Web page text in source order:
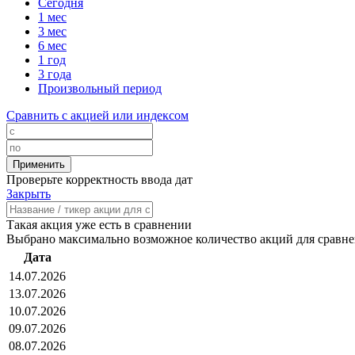
Сегодня
1 мес
3 мес
6 мес
1 год
3 года
Произвольный период
Сравнить с акцией или индексом
Проверьте корректность ввода дат
Закрыть
Такая акция уже есть в сравнении
Выбрано максимально возможное количество акций для
Дата
14.07.2026
13.07.2026
10.07.2026
09.07.2026
08.07.2026